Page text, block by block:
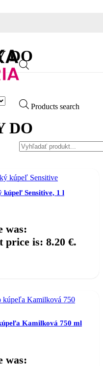
Products search
DO
DO
kúpeľ Sensitive, 1 l
was:
price is: 8.20 €.
Kamilková 750 ml
was: